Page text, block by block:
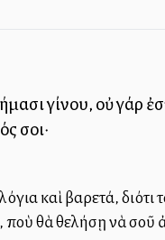
γίνου, οὐ γάρ
σοι·
καὶ βαρετά, διότι
ποὺ θὰ θελήσῃ νὰ σοῦ